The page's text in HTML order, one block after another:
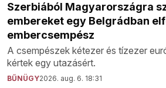
Szerbiából Magyarországra
embereket egy Belgrádban
embercsempész
A csempészek kétezer és tízezer
kértek egy utazásért.
BŰNÜGY2026. aug. 6. 18:31